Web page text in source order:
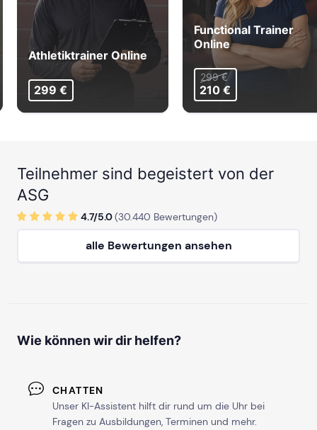
Athletiktrainer Online
299 €
Functional Trainer
Online
299 €
210 €
Teilnehmer sind begeistert von der
ASG
4.7/5.0(30.440 Bewertungen)
alle Bewertungen ansehen
Wie können wir dir helfen?
CHATTEN
Unser KI-Assistent hilft dir rund um die Uhr bei
Fragen zu Ausbildungen, Terminen und mehr.